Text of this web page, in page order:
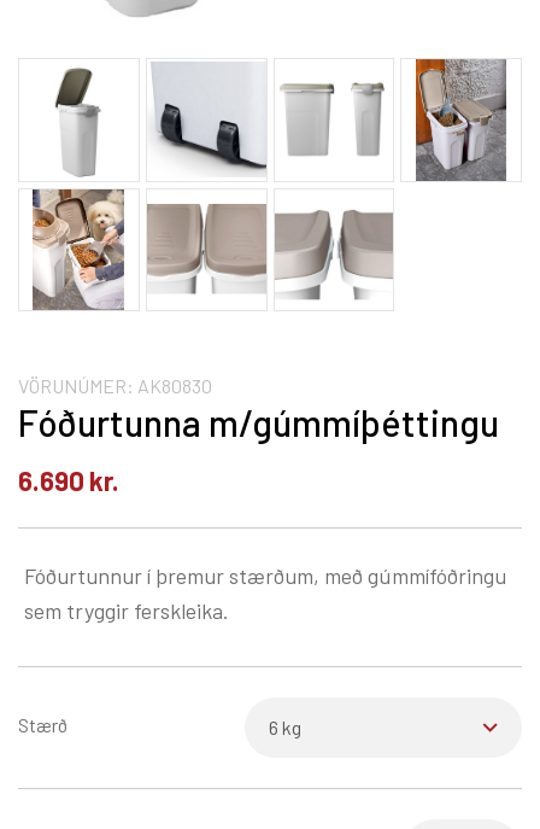
VÖRUNÚMER: AK80830
Fóðurtunna m/gúmmíþéttingu
6.690 kr.
Fóðurtunnur í þremur stærðum, með gúmmífóðringu
sem tryggir ferskleika.
Stærð